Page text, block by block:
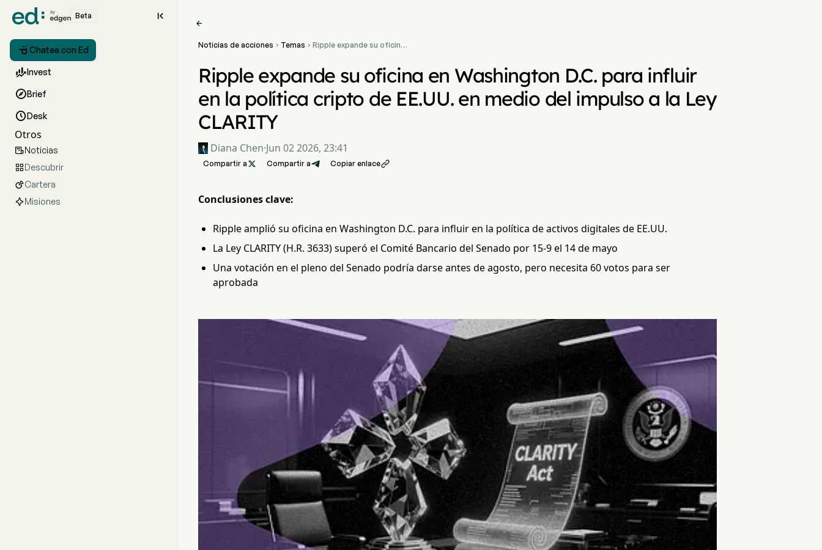
Beta 
 Chatea con Ed
Invest
Brief
Desk
Otros
Noticias
Descubrir
Cartera
Misiones

Noticias de acciones  Temas  Ripple expande su oficina
de EE.UU. en medio del
impulso a la Ley CLARITY
Ripple expande su oficina en Washington D.C. para influir
en la política cripto de EE.UU. en medio del impulso a la Ley
CLARITY
Diana Chen·Jun 02 2026, 23:41
Compartir a  Compartir a Copiar enlace
Conclusiones clave:
Ripple amplió su oficina en Washington D.C. para influir en la política de activos digitales de EE.UU.
La Ley CLARITY (H.R. 3633) superó el Comité Bancario del Senado por 15-9 el 14 de mayo
Una votación en el pleno del Senado podría darse antes de agosto, pero necesita 60 votos para ser
aprobada